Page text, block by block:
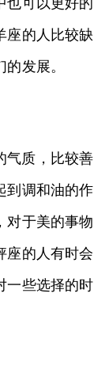
可以更好的
座的人比较缺
发展。
气质，比较善
到调和油的作
对于美的事物
座的人有时会
一些选择的时